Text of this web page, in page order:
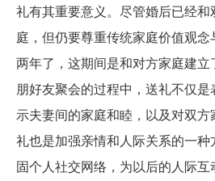
礼有其重要意义。尽管婚后已经
庭，但仍要尊重传统家庭价值观
两年了，这期间是和对方家庭建
朋好友聚会的过程中，送礼不仅
示夫妻间的家庭和睦，以及对双
礼也是加强亲情和人际关系的一
固个人社交网络，为以后的人际